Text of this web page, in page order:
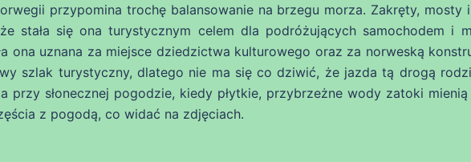
przypomina trochę balansowanie na brzegu morza. Zakręty, mosty
stała się ona turystycznym celem dla podróżujących samochodem i
ona uznana za miejsce dziedzictwa kulturowego oraz za norweską
szlak turystyczny, dlatego nie ma się co dziwić, że jazda tą drogą
przy słonecznej pogodzie, kiedy płytkie, przybrzeżne wody zatoki
z pogodą, co widać na zdjęciach.